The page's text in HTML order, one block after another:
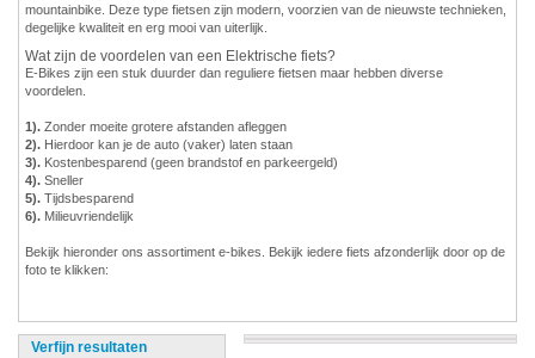
mountainbike. Deze type fietsen zijn modern, voorzien van de nieuwste technieken,
degelijke kwaliteit en erg mooi van uiterlijk.
Wat zijn de voordelen van een Elektrische fiets?
E-Bikes zijn een stuk duurder dan reguliere fietsen maar hebben diverse
voordelen.
1). Zonder moeite grotere afstanden afleggen
2). Hierdoor kan je de auto (vaker) laten staan
3). Kostenbesparend (geen brandstof en parkeergeld)
4). Sneller
5). Tijdsbesparend
6). Milieuvriendelijk
Bekijk hieronder ons assortiment e-bikes. Bekijk iedere fiets afzonderlijk door op de
foto te klikken:
Verfijn resultaten